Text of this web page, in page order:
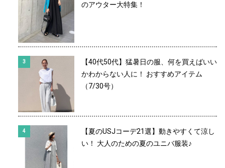
のアウター大特集！
【40代50代】猛暑日の服、何を買えばいい
かわからない人に！ おすすめアイテム
（7/30号）
【夏のUSJコーデ21選】動きやすくて涼し
い！ 大人のための夏のユニバ服装♪